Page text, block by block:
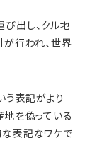
出し、クル地
が行われ、世界
う表記がより
地を偽っている
表記なワケで